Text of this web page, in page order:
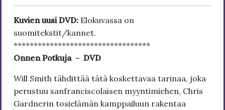
Kuvien uusi DVD: Elokuvassa on
suomitekstit/kannet.
**********************************
Onnen Potkuja - DVD
Will Smith tähdittää tätä koskettavaa tarinaa, joka
perustuu sanfranciscolaisen myyntimiehen, Chris
Gardnerin tosielämän kamppailuun rakentaa